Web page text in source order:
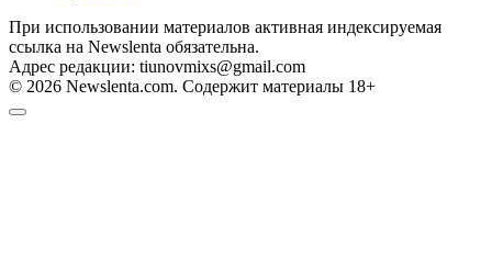
При использовании материалов активная индексируемая
ссылка на Newslenta обязательна.
Адрес редакции: tiunovmixs@gmail.com
© 2026 Newslenta.com. Содержит материалы 18+